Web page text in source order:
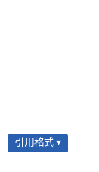
引用格式 ▾